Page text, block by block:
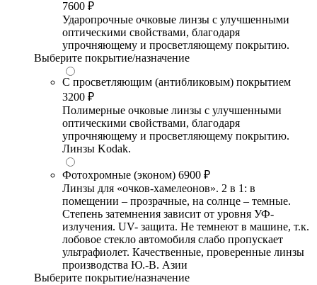
7600 ₽
Ударопрочные очковые линзы с улучшенными
оптическими свойствами, благодаря
упрочняющему и просветляющему покрытию.
Выберите покрытие/назначение
С просветляющим (антибликовым) покрытием
3200 ₽
Полимерные очковые линзы с улучшенными
оптическими свойствами, благодаря
упрочняющему и просветляющему покрытию.
Линзы Kodak.
Фотохромные (эконом) 6900 ₽
Линзы для «очков-хамелеонов». 2 в 1: в
помещении – прозрачные, на солнце – темные.
Степень затемнения зависит от уровня УФ-
излучения. UV- защита. Не темнеют в машине, т.к.
лобовое стекло автомобиля слабо пропускает
ультрафиолет. Качественные, проверенные линзы
производства Ю.-В. Азии
Выберите покрытие/назначение